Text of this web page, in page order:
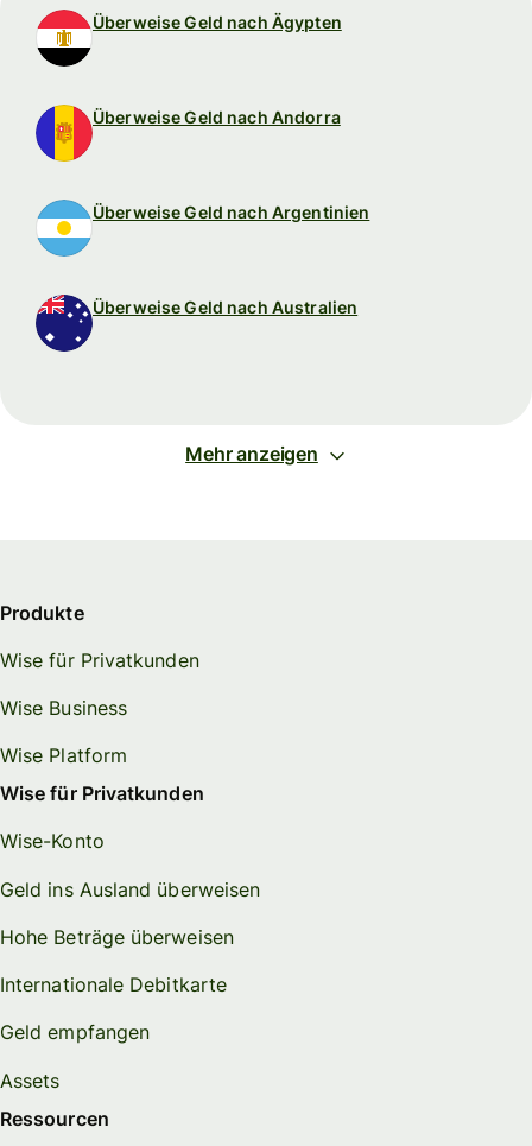
Überweise Geld nach Ägypten
Überweise Geld nach Andorra
Überweise Geld nach Argentinien
Überweise Geld nach Australien
Mehr anzeigen
Produkte
Wise für Privatkunden
Wise Business
Wise Platform
Wise für Privatkunden
Wise-Konto
Geld ins Ausland überweisen
Hohe Beträge überweisen
Internationale Debitkarte
Geld empfangen
Assets
Ressourcen